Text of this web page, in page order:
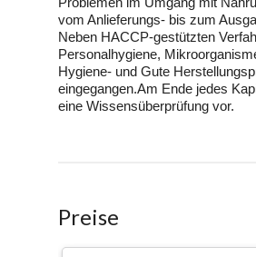
Preise